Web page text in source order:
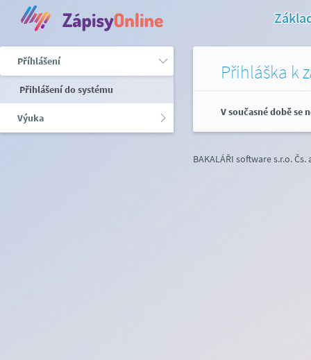
Příhlášení
Přihlášení do systému
Výuka
Přihláška k
V současné době se
BAKALÁŘI software s.r.o.Čs.